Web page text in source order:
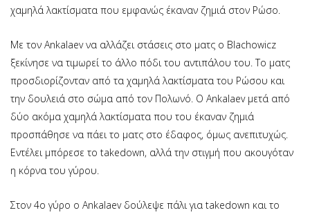
χαμηλά λακτίσματα που εμφανώς έκαναν ζημιά στον Ρώσο.
Με τον Ankalaev να αλλάζει στάσεις στο ματς ο Blachowicz
ξεκίνησε να τιμωρεί το άλλο πόδι του αντιπάλου του. Το ματς
προσδιορίζονταν από τα χαμηλά λακτίσματα του Ρώσου και
την δουλειά στο σώμα από τον Πολωνό. Ο Ankalaev μετά από
δύο ακόμα χαμηλά λακτίσματα που του έκαναν ζημιά
προσπάθησε να πάει το ματς στο έδαφος, όμως ανεπιτυχώς.
Εντέλει μπόρεσε το takedown, αλλά την στιγμή που ακουγόταν
η κόρνα του γύρου.
Στον 4ο γύρο ο Ankalaev δούλεψε πάλι για takedown και το